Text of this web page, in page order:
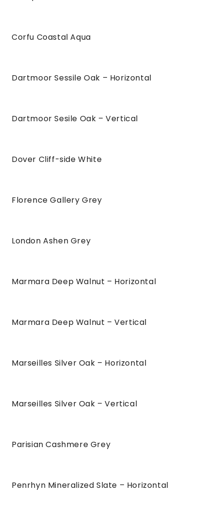
Corfu Coastal Aqua
Dartmoor Sessile Oak – Horizontal
Dartmoor Sesile Oak – Vertical
Dover Cliff-side White
Florence Gallery Grey
London Ashen Grey
Marmara Deep Walnut – Horizontal
Marmara Deep Walnut – Vertical
Marseilles Silver Oak – Horizontal
Marseilles Silver Oak – Vertical
Parisian Cashmere Grey
Penrhyn Mineralized Slate – Horizontal